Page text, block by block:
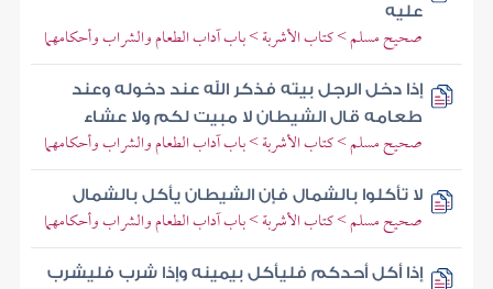
عليه
صحيح مسلم > كتاب الأشربة > باب آداب الطعام والشراب وأحكامهما
إذا دخل الرجل بيته فذكر الله عند دخوله وعند
طعامه قال الشيطان لا مبيت لكم ولا عشاء
صحيح مسلم > كتاب الأشربة > باب آداب الطعام والشراب وأحكامهما
لا تأكلوا بالشمال فإن الشيطان يأكل بالشمال
صحيح مسلم > كتاب الأشربة > باب آداب الطعام والشراب وأحكامهما
إذا أكل أحدكم فليأكل بيمينه وإذا شرب فليشرب